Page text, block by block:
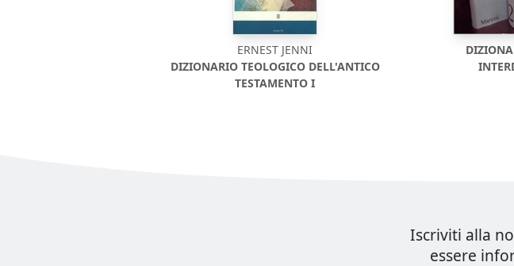
ERNEST JENNI
DIZIONARIO TEOLOGICO DELL'ANTICO
TESTAMENTO I
Iscriviti alla
essere